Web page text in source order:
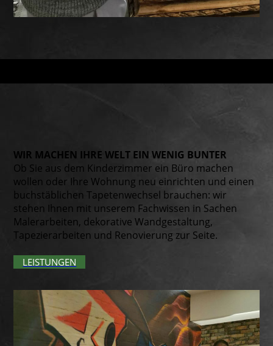
WIR MACHEN IHRE WELT EIN WENIG BUNTER
Ob Sie aus dem Kinderzimmer ein Büro machen
wollen oder Ihre Wohnung neu einrichten und einen
buchstäblichen Tapetenwechsel brauchen: wir
stehen Ihnen mit unserem Fachwissen in Sachen
Malerarbeiten, dekorative Wandgestaltung,
Tapezierarbeiten und Renovierung zur Seite.
LEISTUNGEN